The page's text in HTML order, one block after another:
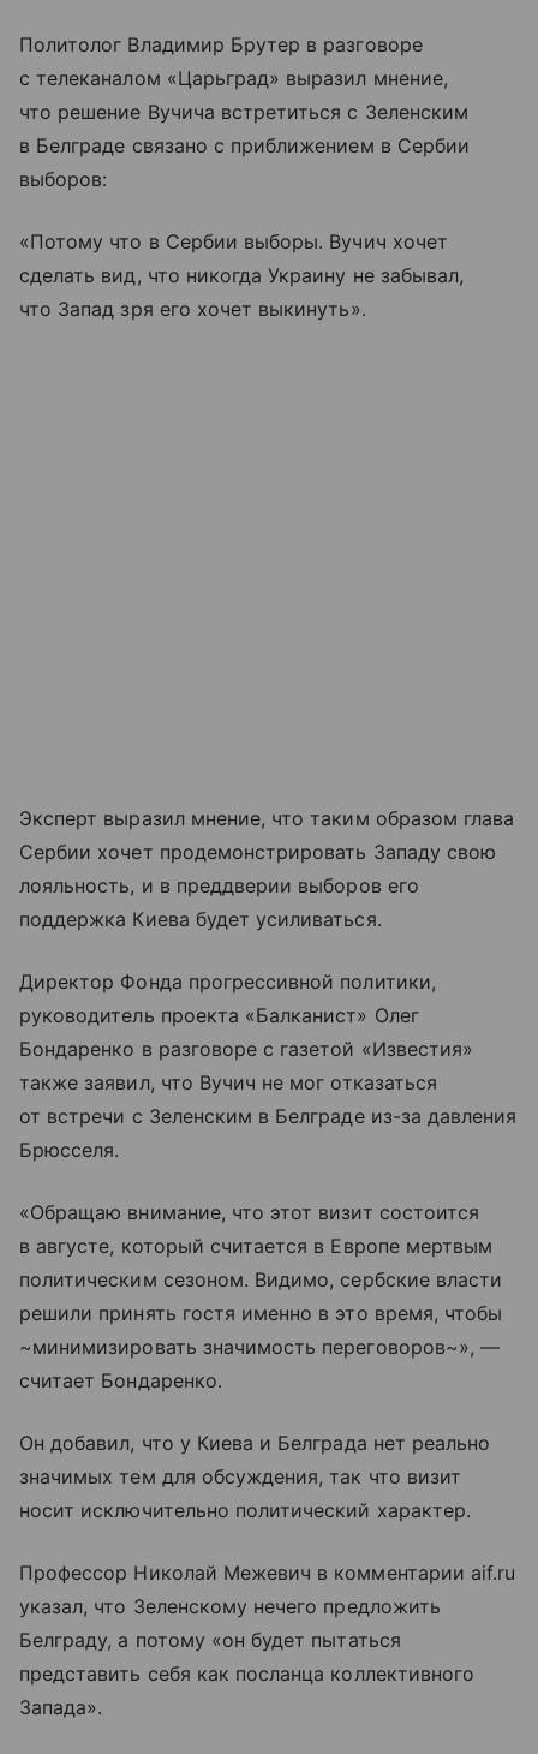
Политолог Владимир Брутер в разговоре
с телеканалом «Царьград» выразил мнение,
что решение Вучича встретиться с Зеленским
в Белграде связано с приближением в Сербии
выборов:
«Потому что в Сербии выборы. Вучич хочет
сделать вид, что никогда Украину не забывал,
что Запад зря его хочет выкинуть».
Эксперт выразил мнение, что таким образом глава
Сербии хочет продемонстрировать Западу свою
лояльность, и в преддверии выборов его
поддержка Киева будет усиливаться.
Директор Фонда прогрессивной политики,
руководитель проекта «Балканист» Олег
Бондаренко в разговоре с газетой «Известия»
также заявил, что Вучич не мог отказаться
от встречи с Зеленским в Белграде из-за давления
Брюсселя.
«Обращаю внимание, что этот визит состоится
в августе, который считается в Европе мертвым
политическим сезоном. Видимо, сербские власти
решили принять гостя именно в это время, чтобы
~минимизировать значимость переговоров~», —
считает Бондаренко.
Он добавил, что у Киева и Белграда нет реально
значимых тем для обсуждения, так что визит
носит исключительно политический характер.
Профессор Николай Межевич в комментарии aif.ru
указал, что Зеленскому нечего предложить
Белграду, а потому «он будет пытаться
представить себя как посланца коллективного
Запада».